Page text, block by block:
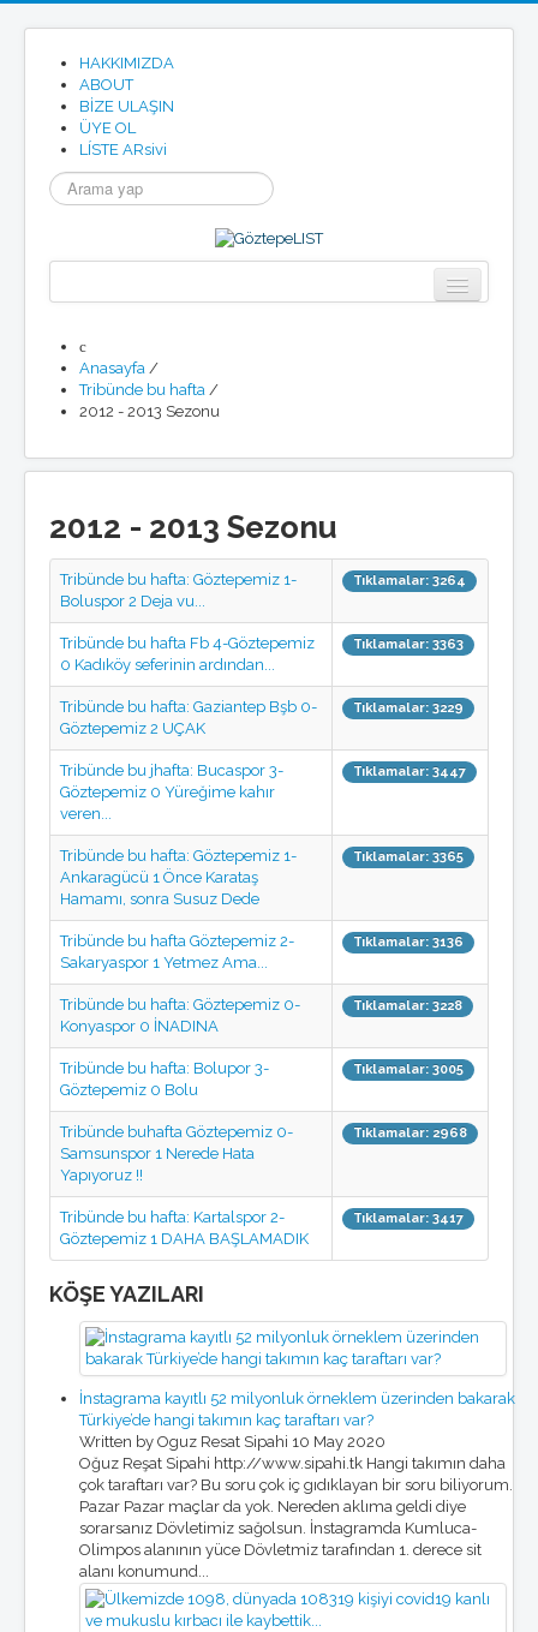
HAKKIMIZDA
ABOUT
BİZE ULAŞIN
ÜYE OL
LÍSTE ARsivi
arama...
Göztepe
Göztepe SK Tüzügü
Resmi Site
Basında Göztepe
GöztepeLIST
Medyada GöztepLIST
Künye/temsilcilikler
Toplantılar
Listeden seçmeler
GöztepeLIST'e Katkı
Ödüller
Basın bildirileri
Nasıl üye olurum ?
Anketler
Röportajlar
Tribün
Tribünde bu hafta
Tribün anıları
Tezahürat Kayıtları
Taraftar Anayasası
Multimedya
Göztepe TV
Foto Galeri
Masaüstü Resimler
Winamp Skinleri
Ekran Koruyucu
KÖŞE YAZILARI
Mustafa Dalyanoğlu
Koray Emre Çokbankır
Burçak Ünsal
Hakan Taşpınar
Mehmet Altan
Özkan Cengiz
Özant Önçağ
Anasayfa /
Tribünde bu hafta /
2012 - 2013 Sezonu
2012 - 2013 Sezonu
Tribünde bu hafta: Göztepemiz 1-
Boluspor 2 Deja vu...
Tıklamalar: 3264
Tribünde bu hafta Fb 4-Göztepemiz
0 Kadıköy seferinin ardından...
Tıklamalar: 3363
Tribünde bu hafta: Gaziantep Bşb 0-
Göztepemiz 2 UÇAK
Tıklamalar: 3229
Tribünde bu jhafta: Bucaspor 3-
Göztepemiz 0 Yüreğime kahır
veren...
Tıklamalar: 3447
Tribünde bu hafta: Göztepemiz 1-
Ankaragücü 1 Önce Karataş
Hamamı, sonra Susuz Dede
Tıklamalar: 3365
Tribünde bu hafta Göztepemiz 2-
Sakaryaspor 1 Yetmez Ama...
Tıklamalar: 3136
Tribünde bu hafta: Göztepemiz 0-
Konyaspor 0 İNADINA
Tıklamalar: 3228
Tribünde bu hafta: Bolupor 3-
Göztepemiz 0 Bolu
Tıklamalar: 3005
Tribünde buhafta Göztepemiz 0-
Samsunspor 1 Nerede Hata
Yapıyoruz !!
Tıklamalar: 2968
Tribünde bu hafta: Kartalspor 2-
Göztepemiz 1 DAHA BAŞLAMADIK
Tıklamalar: 3417
KÖŞE YAZILARI
İnstagrama kayıtlı 52 milyonluk örneklem üzerinden bakarak
Türkiye’de hangi takımın kaç taraftarı var?
Written by Oguz Resat Sipahi 10 May 2020
Oğuz Reşat Sipahi http://www.sipahi.tk Hangi takımın daha
çok taraftarı var? Bu soru çok iç gıdıklayan bir soru biliyorum.
Pazar Pazar maçlar da yok. Nereden aklıma geldi diye
sorarsanız Dövletimiz sağolsun. İnstagramda Kumluca-
Olimpos alanının yüce Dövletmiz tarafından 1. derece sit
alanı konumund...